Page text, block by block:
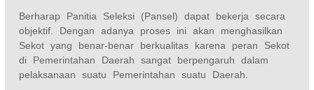
Berharap Panitia Seleksi (Pansel) dapat bekerja secara
objektif. Dengan adanya proses ini akan menghasilkan
Sekot yang benar-benar berkualitas karena peran Sekot
di Pemerintahan Daerah sangat berpengaruh dalam
pelaksanaan suatu Pemerintahan suatu Daerah.